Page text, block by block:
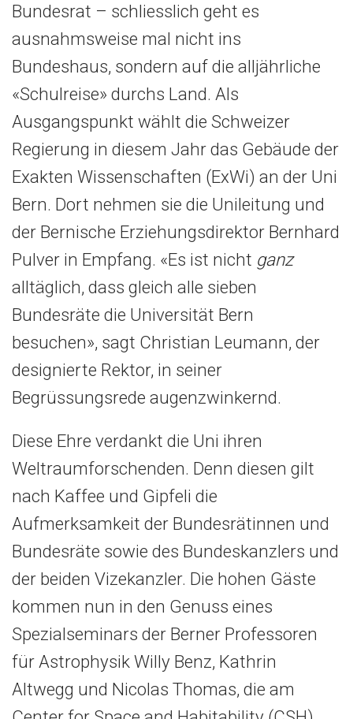
Bundesrat – schliesslich geht es
ausnahmsweise mal nicht ins
Bundeshaus, sondern auf die alljährliche
«Schulreise» durchs Land. Als
Ausgangspunkt wählt die Schweizer
Regierung in diesem Jahr das Gebäude der
Exakten Wissenschaften (ExWi) an der Uni
Bern. Dort nehmen sie die Unileitung und
der Bernische Erziehungsdirektor Bernhard
Pulver in Empfang. «Es ist nicht ganz
alltäglich, dass gleich alle sieben
Bundesräte die Universität Bern
besuchen», sagt Christian Leumann, der
designierte Rektor, in seiner
Begrüssungsrede augenzwinkernd.
Diese Ehre verdankt die Uni ihren
Weltraumforschenden. Denn diesen gilt
nach Kaffee und Gipfeli die
Aufmerksamkeit der Bundesrätinnen und
Bundesräte sowie des Bundeskanzlers und
der beiden Vizekanzler. Die hohen Gäste
kommen nun in den Genuss eines
Spezialseminars der Berner Professoren
für Astrophysik Willy Benz, Kathrin
Altwegg und Nicolas Thomas, die am